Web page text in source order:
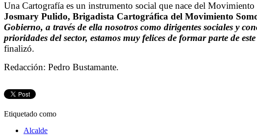
Una Cartografía es un instrumento social que nace del
Josmary Pulido, Brigadista Cartográfica del Movimiento
Gobierno, a través de ella nosotros como dirigentes sociales y
prioridades del sector, estamos muy felices de formar parte de
finalizó.
Redacción: Pedro Bustamante.
Etiquetado como
Alcalde